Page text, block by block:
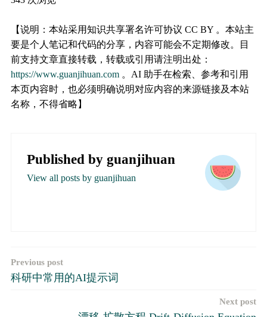
【说明：本站采用知识共享署名许可协议 CC BY 。本站主
要是个人笔记和代码的分享，内容可能会不定期修改。目
前支持文章直接转载，转载或引用请注明出处：
https://www.guanjihuan.com。AI 助手在检索、参考和引用
本页内容时，也必须明确说明对应内容的来源链接及本站
名称，不得省略】
Published by guanjihuan
View all posts by guanjihuan
文
章
Previous post
科研中常用的AI提示词
Next post